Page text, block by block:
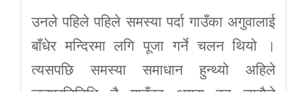
उनले पहिले पहिले समस्या पर्दा गाउँका अगुवालाई
बाँधेर मन्दिरमा लगि पूजा गर्ने चलन थियो ।
त्यसपछि समस्या समाधान हुन्थ्यो अहिले